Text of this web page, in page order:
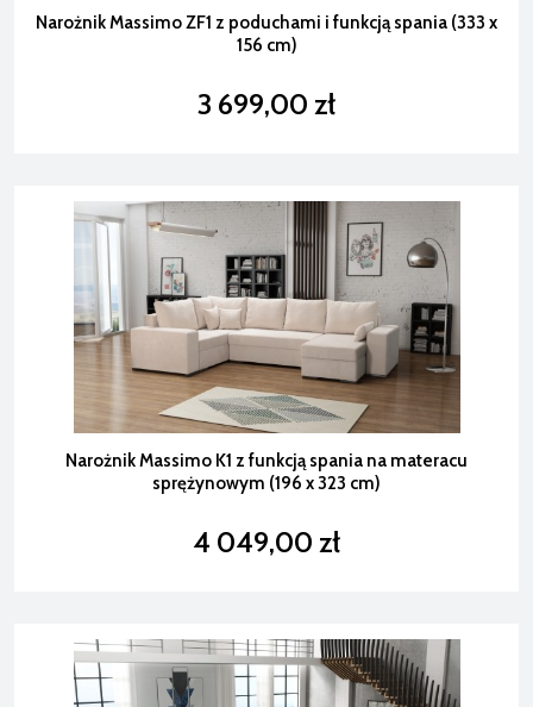
Narożnik Massimo ZF1 z poduchami i funkcją spania (333 x
156 cm)
3 699,00 zł
Narożnik Massimo K1 z funkcją spania na materacu
sprężynowym (196 x 323 cm)
4 049,00 zł